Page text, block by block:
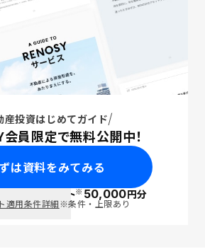
産投資はじめてガイド
員限定で無料公開中！
は資料をみてみる
ポイント※50,000円分
適用条件詳細※条件・上限あり